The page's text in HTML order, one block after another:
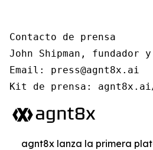
Contacto de prensa
John Shipman, fundador y
Email: press@agnt8x.ai
Kit de prensa:
agnt8x lanza la primera